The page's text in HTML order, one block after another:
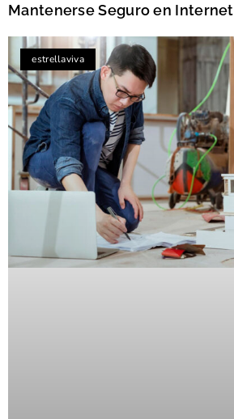
Mantenerse Seguro en Internet
estrellaviva